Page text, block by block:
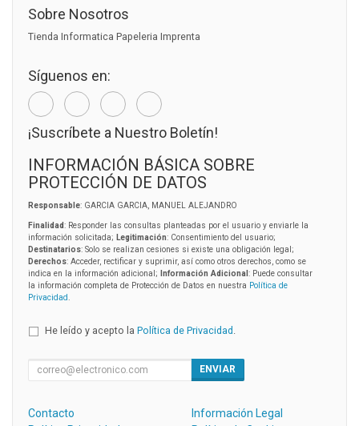
Sobre Nosotros
Tienda Informatica Papeleria Imprenta
Síguenos en:
¡Suscríbete a Nuestro Boletín!
INFORMACIÓN BÁSICA SOBRE
PROTECCIÓN DE DATOS
Responsable: GARCIA GARCIA, MANUEL ALEJANDRO
Finalidad: Responder las consultas planteadas por el usuario y enviarle la
información solicitada; Legitimación: Consentimiento del usuario;
Destinatarios: Solo se realizan cesiones si existe una obligación legal;
Derechos: Acceder, rectificar y suprimir, así como otros derechos, como se
indica en la información adicional;
Información Adicional : Puede consultar
la información completa de Protección de Datos en nuestra Política de
Privacidad
He leído y acepto la Política de Privacidad
ENVIAR
Contacto
Información Legal